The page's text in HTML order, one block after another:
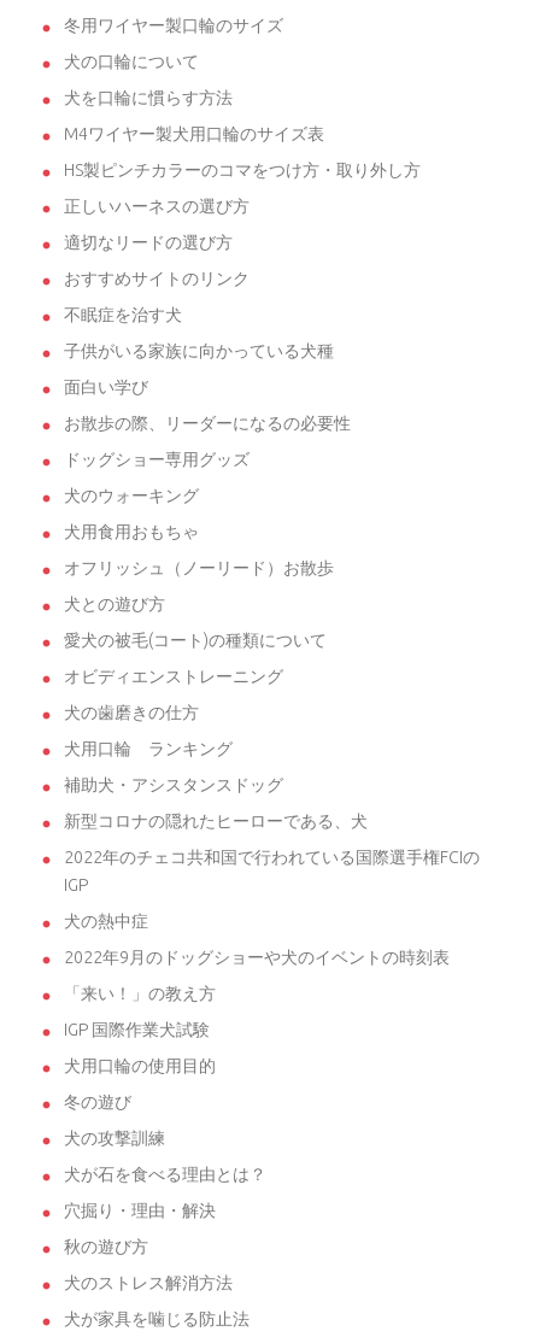
冬用ワイヤー製口輪のサイズ
犬の口輪について
犬を口輪に慣らす方法
M4ワイヤー製犬用口輪のサイズ表
HS製ピンチカラーのコマをつけ方・取り外し方
正しいハーネスの選び方
適切なリードの選び方
おすすめサイトのリンク
不眠症を治す犬
子供がいる家族に向かっている犬種
面白い学び
お散歩の際、リーダーになるの必要性
ドッグショー専用グッズ
犬のウォーキング
犬用食用おもちゃ
オフリッシュ（ノーリード）お散歩
犬との遊び方
愛犬の被毛(コート)の種類について
オビディエンストレーニング
犬の歯磨きの仕方
犬用口輪 ランキング
補助犬・アシスタンスドッグ
新型コロナの隠れたヒーローである、犬
2022年のチェコ共和国で行われている国際選手権FCIの
IGP
犬の熱中症
2022年9月のドッグショーや犬のイベントの時刻表
「来い！」の教え方
IGP 国際作業犬試験
犬用口輪の使用目的
冬の遊び
犬の攻撃訓練
犬が石を食べる理由とは？
穴掘り・理由・解決
秋の遊び方
犬のストレス解消方法
犬が家具を噛じる防止法